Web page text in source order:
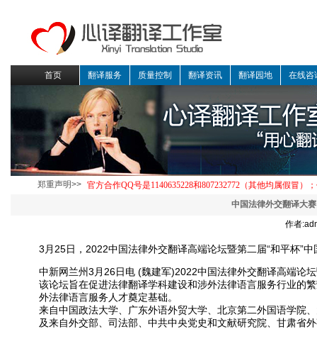
首页 翻译服务 质量控制 翻译资讯 翻译园地 在线咨
郑重声明>>
中国法律外交翻译大
作者
3月25日，2022中国法律外交翻译高端论坛暨第二届“和平杯”
中新网兰州3月26日电 (魏建军)2022中国法律外交翻译高端论
该论坛旨在促进法律翻译学科建设和涉外法律语言服务行业的
外法律语言服务人才奠定基础。
来自中国政法大学、广东外语外贸大学、北京第二外国语学院
及来自外交部、司法部、中共中央党史和文献研究院、甘肃省